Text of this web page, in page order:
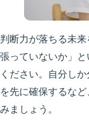
判断力が落ちる未
張っていないか」
ください。自分し
を先に確保するな
みましょう。